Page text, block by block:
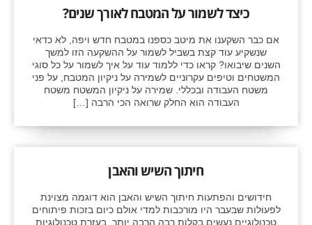
כיצד לשמור על המטבח לאורך שנים?
אם כבר השקענו את מיטב כספנו במטבח חדש ויפה, לא כדאי
שנשקיע עוד קצת בשביל לשמור על ההשקעה הזו למשך
השנים שיבואו? קראו כדי ללמוד עוד על איך לשמור על כל סוגי
המשטחים וטיפים עקרוניים לשמירה על ניקיון המטבח, על פני
משטח העבודה ובכללי. שמירה על ניקיון המשטח משטח
העבודה הוא החלק שרואה הכי הרבה […]
חיתוך השיש והאבן
חידושים והפתעות חיתוך השיש והאבן הוא דוגמה מצוינת
לפעולות שבעבר היו מורכבות למדי אולם כיום בזכות פיתוחים
טכנולוגיים נעשים בקלות רבה הרבה יותר. בעזרת טכנולוגיות